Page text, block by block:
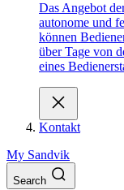
Das Angebot
autonome und
können
über Tage von
eines
Kontakt
My Sandvik
Search